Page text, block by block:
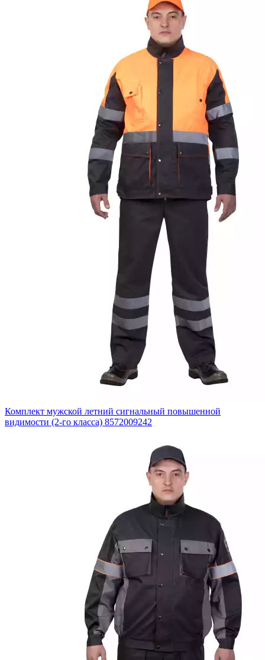
Комплект мужской летний сигнальный повышенной
видимости (2-го класса) 8572009242